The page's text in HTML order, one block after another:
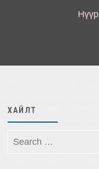
Нүүр
ХАЙЛТ